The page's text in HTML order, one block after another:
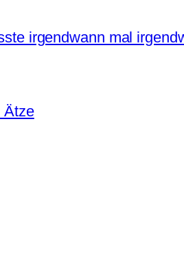
irgendwann mal
Ätze